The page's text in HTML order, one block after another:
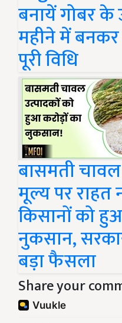
बनायें गोबर
महीने में बनकर
पूरी विधि
बासमती चावल
मूल्य पर राहत
किसानों को
नुकसान,
बड़ा फैसला
Share your